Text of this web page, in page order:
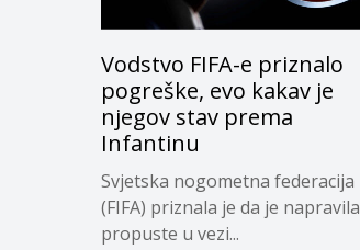
Vodstvo FIFA-e priznalo
pogreške, evo kakav je
njegov stav prema
Infantinu
Svjetska nogometna federacija
(FIFA) priznala je da je napravila
propuste u vezi...